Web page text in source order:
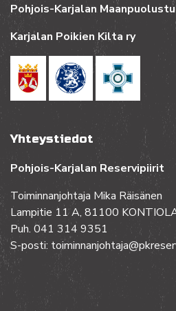
Pohjois-Karjalan
Karjalan Poikien Kilta ry
Yhteystiedot
Pohjois-Karjalan Reservipiirit
Toiminnanjohtaja Mika Räisänen
Lampitie 11 A, 81100
Puh. 041 314 9351
S-posti: